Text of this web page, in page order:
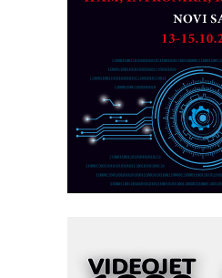
CTO - Prilagodite
Razvoj
PLC AKYTEC
AUKOM: Svetski
dostupan u Srbiji
MOTOMAN –
veštačkom
I.SAFE MOBILE
Fleksibilno stezanje i
podešavanje u